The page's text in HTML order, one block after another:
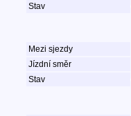
Stav
Mezi sjezdy
Jízdní směr
Stav